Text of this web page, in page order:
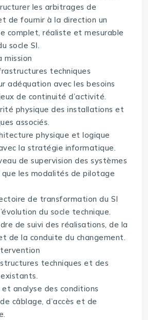
les arbitrages de
de fournir à la direction un
complet, réaliste et mesurable
socle SI.
mission
techniques
adéquation avec les besoins
de continuité d’activité.
physique des installations et
associés.
physique et logique
la stratégie informatique.
de supervision des systèmes
les modalités de pilotage
de transformation du SI
du socle technique.
de suivi des réalisations, de la
de la conduite du changement.
techniques et des
analyse des conditions
câblage, d’accès et de